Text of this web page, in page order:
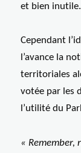
et bien inutile.
Cependant
l’avance la
territoriales
votée par les
l’utilité du
«